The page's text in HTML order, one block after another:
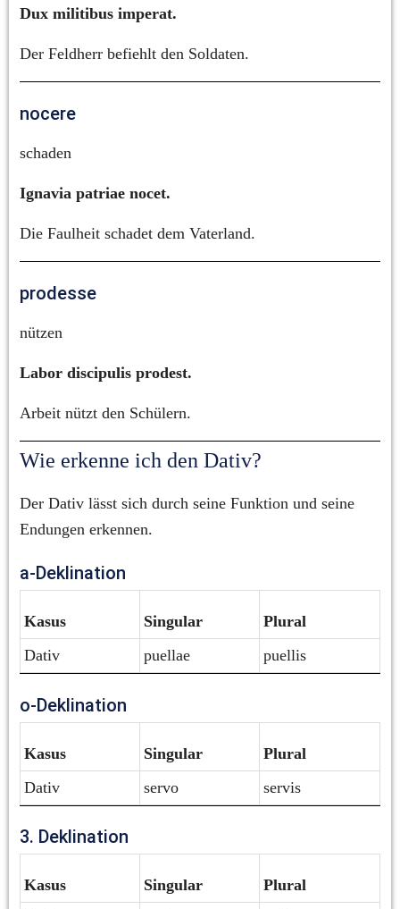
Dux militibus imperat.
Der Feldherr befiehlt den Soldaten.
nocere
schaden
Ignavia patriae nocet.
Die Faulheit schadet dem Vaterland.
prodesse
nützen
Labor discipulis prodest.
Arbeit nützt den Schülern.
Wie erkenne ich den Dativ?
Der Dativ lässt sich durch seine Funktion und seine
Endungen erkennen.
a-Deklination
Kasus Singular
Plural
Dativ
puellae puellis
o-Deklination
Kasus Singular
Plural
Dativ
servo servis
3. Deklination
Kasus Singular
Plural